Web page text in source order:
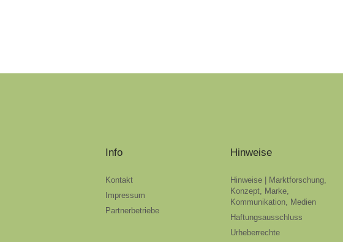
Info
Kontakt
Impressum
Partnerbetriebe
Hinweise
Hinweise | Marktforschung,
Konzept, Marke,
Kommunikation, Medien
Haftungsausschluss
Urheberrechte